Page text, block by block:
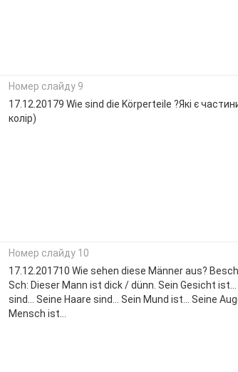
Номер слайду 9
17.12.20179 Wie sind die Körperteile ?Які є
колір)
Номер слайду 10
17.12.201710 Wie sehen diese Männer aus?
Sch: Dieser Mann ist dick / dünn. Sein Gesicht ist…
sind… Seine Haare sind… Sein Mund ist… Seine
Mensch ist…